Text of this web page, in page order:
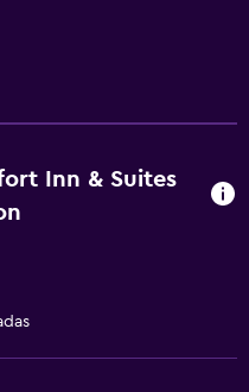
Inn & Suites